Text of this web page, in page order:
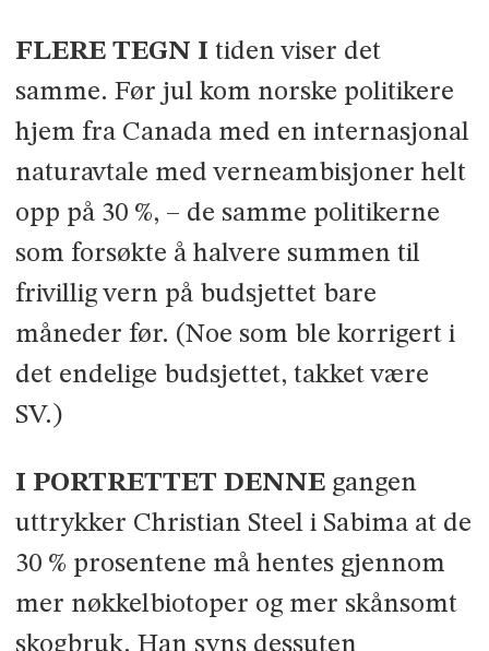
FLERE TEGN I tiden viser det
samme. Før jul kom norske politikere
hjem fra Canada med en internasjonal
natur­avtale med verneambisjoner helt
opp på 30 %, – de samme politikerne
som forsøkte å halvere summen til
frivillig vern på budsjettet bare
måneder før. (Noe som ble korrigert i
det endelige budsjettet, takket være
SV.)
I PORTRETTET DENNEgangen
uttrykker Christian Steel i Sabima at de
30 % prosentene må hentes gjennom
mer nøkkelbiotoper og mer skånsomt
skog­bruk. Han syns dessuten